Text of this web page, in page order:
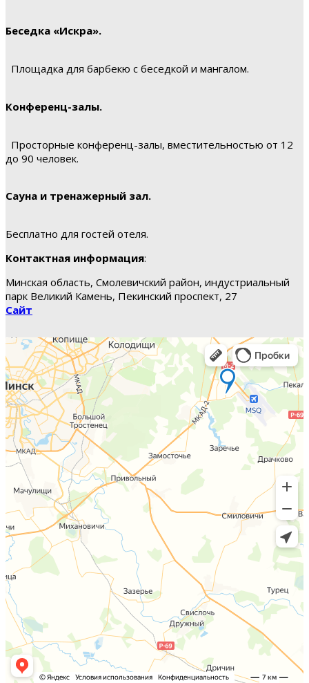
Беседка «Искра».
Площадка для барбекю с беседкой и мангалом.
Конференц-залы.
Просторные конференц-залы, вместительностью от 12
до 90 человек.
Сауна и тренажерный зал.
Бесплатно для гостей отеля.
Контактная информация:
Минская область, Смолевичский район, индустриальный
парк Великий Камень, Пекинский проспект, 27
Сайт